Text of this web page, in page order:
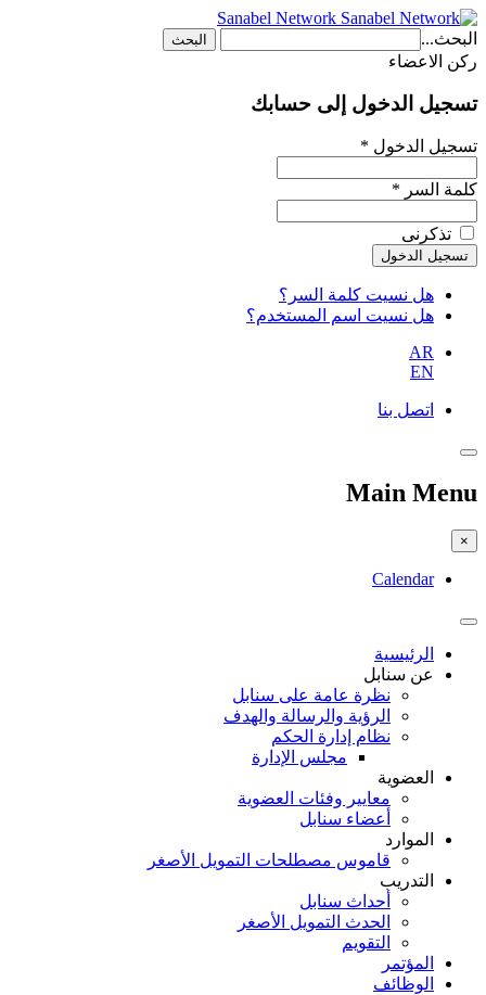
Sanabel Network
البحث...
البحث
ركن الاعضاء
تسجيل الدخول إلى حسابك
تسجيل الدخول *
كلمة السر *
تذكرنى
هل نسيت كلمة السر؟
هل نسيت اسم المستخدم؟
AR
EN
اتصل بنا
Main Menu
×
Calendar
الرئيسية
عن سنابل
نظرة عامة على سنابل
الرؤية والرسالة والهدف
نظام إدارة الحكم
مجلس الإدارة
العضوية
معايير وفئات العضوية
أعضاء سنابل
الموارد
قاموس مصطلحات التمويل الأصغر
التدريب
أحداث سنابل
الحدث التمويل الأصغر
التقويم
المؤتمر
الوظائف